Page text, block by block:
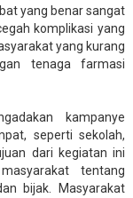
yang benar sangat
komplikasi yang
yang kurang
tenaga farmasi
kampanye
seperti sekolah,
dari kegiatan ini
tentang
bijak. Masyarakat